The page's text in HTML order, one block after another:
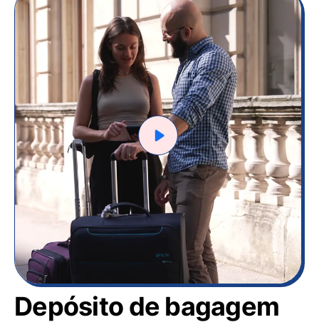
Depósito de bagagem